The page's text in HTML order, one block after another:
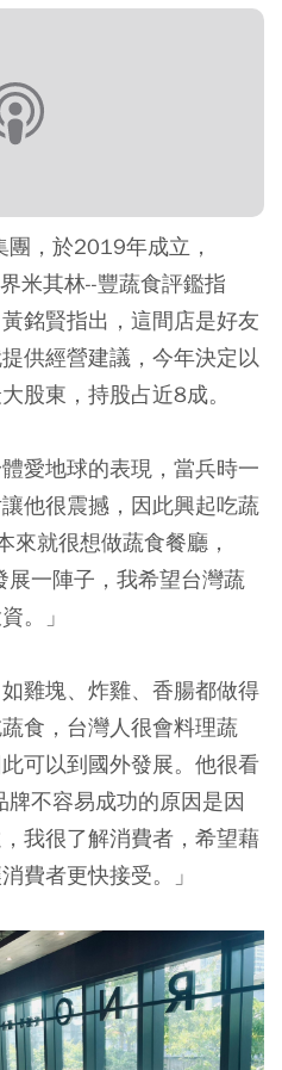
團，於2019年成立，
米其林--豐蔬食評鑑指
銘賢指出，這間店是好友
供經營建議，今年決定以
股東，持股占近8成。
愛地球的表現，當兵時一
他很震撼，因此興起吃蔬
來就很想做蔬食餐廳，
展一陣子，我希望台灣蔬
。」
雞塊、炸雞、香腸都做得
食，台灣人很會料理蔬
可以到國外發展。他很看
牌不容易成功的原因是因
我很了解消費者，希望藉
費者更快接受。」